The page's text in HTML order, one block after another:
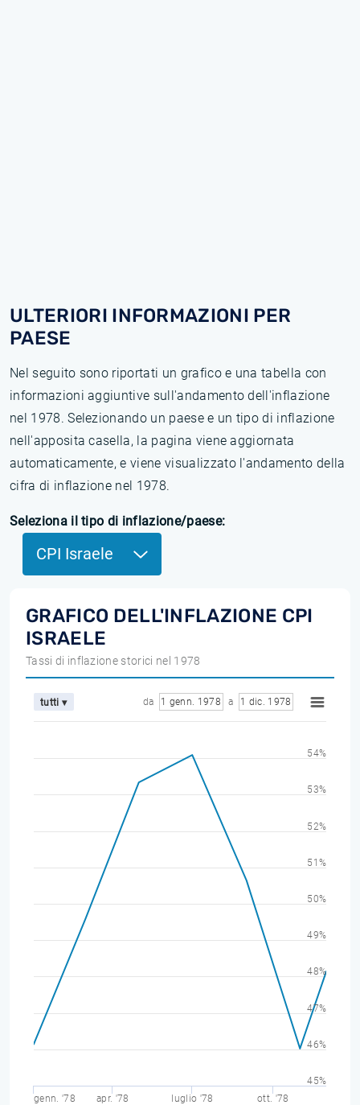
ULTERIORI INFORMAZIONI PER
PAESE
Nel seguito sono riportati un grafico e una tabella con
informazioni aggiuntive sull'andamento dell'inflazione
nel 1978. Selezionando un paese e un tipo di inflazione
nell'apposita casella, la pagina viene aggiornata
automaticamente, e viene visualizzato l'andamento della
cifra di inflazione nel 1978.
Seleziona il tipo di inflazione/paese:
CPI Israele
GRAFICO DELL'INFLAZIONE CPI
ISRAELE
Tassi di inflazione storici nel 1978
tutti ▾ da 1 genn. 1978 a 1 dic. 1978
genn. '78 apr. '78 luglio '78 ott. '78
45%
46%
47%
48%
49%
50%
51%
52%
53%
54%